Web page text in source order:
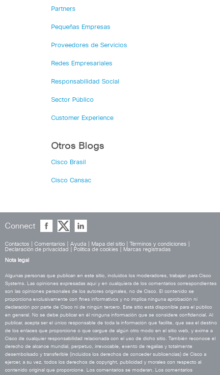
Partners
Pequeñas Empresas
Proveedores de Servicios
Redes Empresariales
Responsabilidad Social
Sector Público
Customer Experience
Otros Blogs
Cisco Brasil
Cisco Cansac
Connect
Contactos Comentarios Ayuda Mapa del sitio Términos y condiciones
Declaración de privacidad
Política de cookies
Marcas registradas
Nota legal
Algunas personas que publican en este sitio, incluidos los moderadores, trabajan para Cisco
Systems. Las opiniones expresadas aquí y en cualquiera de los comentarios correspondientes
son las opiniones personales de los autores originales, no de Cisco. El contenido se
proporciona exclusivamente con fines informativos y no implica ninguna aprobación ni
declaración por parte de Cisco ni de ningún tercero. Este sitio está disponible para el público
en general. No se debe publicar en él ninguna información que se considere confidencial. Al
publicar, acepta ser el único responsable de toda la información que facilite, que sea el destino
de los enlaces que proporcione o que cargue de algún otro modo en el sitio web, y exime a
Cisco de cualquier responsabilidad relacionada con el uso de dicho sitio. También reconoce el
derecho de alcance mundial, perpetuo, irrevocable, exento de regalías y totalmente
desembolsado y transferible (incluidos los derechos de conceder sublicencias) de Cisco a
ejercer, a su vez, todos los derechos de copyright, publicidad y morales con respecto al
contenido original que proporcione. Los comentarios se moderan. Los comentarios